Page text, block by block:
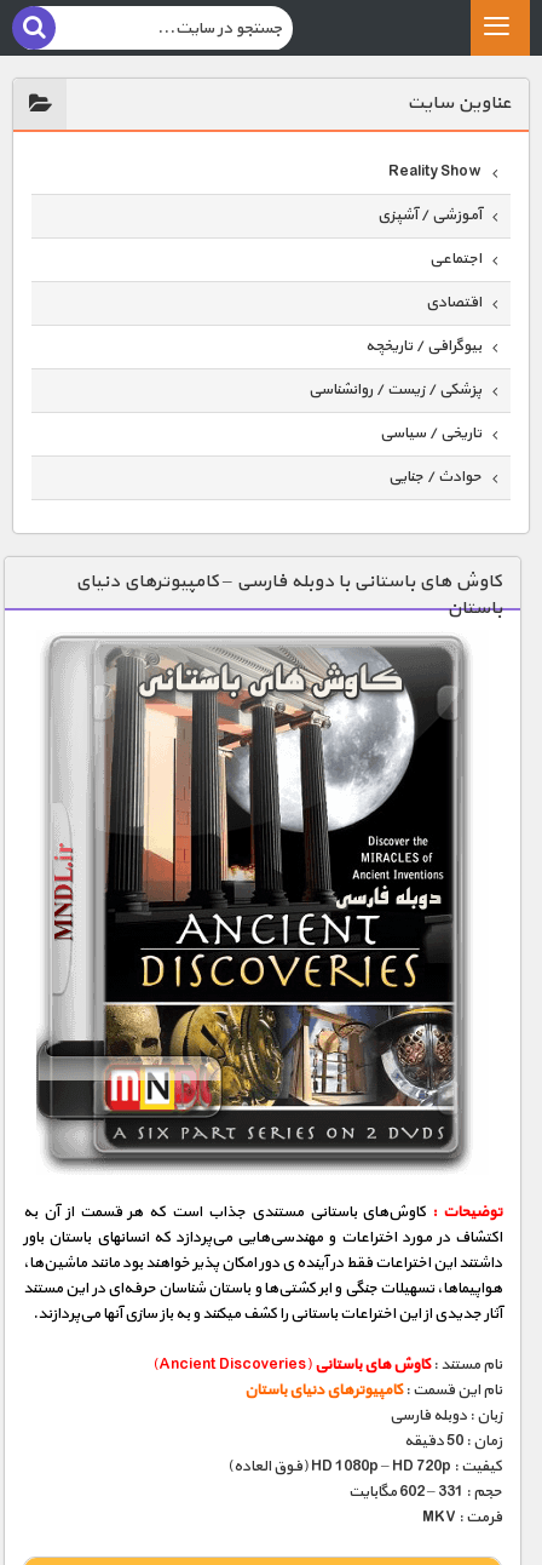
عناوين سايت
Reality Show
آموزشی / آشپزی
اجتماعی
اقتصادی
بیوگرافی / تاریخچه
پزشکی / زیست / روانشناسی
تاریخی / سیاسی
حوادث / جنایی
دنیای خوراکی ها
زمین شناسی / محیط زیست
سازه/ معماری/ مهندسی
سرگرمی
شناخت کودکان
فرهنگ / هنر
کیهان / نجوم
گردشگری
ماورایی
مسابقات / ورزشی
مستند های اختصاصی
کاوش های باستانی با دوبله فارسی – کامپیوترهای دنیای
باستان
توضیحات : کاوش‌های باستانی مستندی جذاب است که هر قسمت از آن به
اکتشاف در مورد اختراعات و مهندسی‌‌هایی‌ می‌پردازد که انسانهای باستان باور
داشتند این اختراعات فقط در آینده ی دور امکان پذیر خواهند بود مانند ماشین‌ها،
هواپیماها، تسهیلات جنگی و ابر کشتی‌ها و باستان شناسان حرفه‌ای در این مستند
آثار جدیدی از این اختراعات باستانی را کشف میکنند و به باز سازی آنها می‌پردازند.
نام مستند :کاوش های باستانی(Ancient Discoveries)
نام این قسمت :کامپیوترهای دنیای باستان
زبان : دوبله فارسی
زمان : 50 دقیقه
کیفیت : HD 1080p – HD 720p (فوق العاده)
حجم : 331 – 602 مگابایت
فرمت : MKV